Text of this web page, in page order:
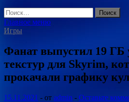
Найти:
Главное меню
Игры
Фанат выпустил 19
текстур для Skyrim,
прокачали графику
15.11.2021 - от admin - Оставьте